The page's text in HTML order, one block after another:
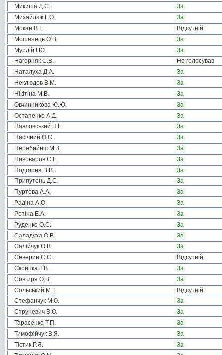
Микиша Д.С.
За
Михайлюк Г.О.
За
Мокан В.І.
Відсутній
Мошенець О.В.
За
Мурдій І.Ю.
За
Нагорняк С.В.
Не голосував
Наталуха Д.А.
За
Неклюдов В.М.
За
Нікітіна М.В.
За
Овчинникова Ю.Ю.
За
Остапенко А.Д.
За
Павловський П.І.
За
Пасічний О.С.
За
Перебийніс М.В.
За
Пивоваров Є.П.
За
Подгорна В.В.
За
Припутень Д.С.
За
Пуртова А.А.
За
Радіна А.О.
За
Рєпіна Е.А.
За
Руденко О.С.
За
Саладуха О.В.
За
Салійчук О.В.
За
Северин С.С.
Відсутній
Скрипка Т.В.
За
Совгиря О.В.
За
Сольський М.Т.
Відсутній
Стефанчук М.О.
За
Струневич В.О.
За
Тарасенко Т.П.
За
Тимофійчук В.Я.
За
Тістик Р.Я.
За